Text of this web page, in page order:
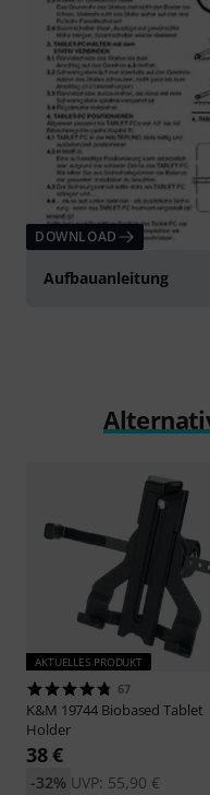
DOWNLOAD
Aufbauanleitung
AKTUELLES PRODUKT
67
K&M 19744 Biobased Tablet
Holder
38 €
UVP: 55,90 €
-32%